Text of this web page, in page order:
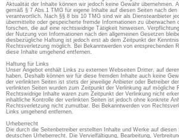
Aktualität der Inhalte können wir jedoch keine Gewähr übernehmen.
gemäß § 7 Abs.1 TMG für eigene Inhalte auf diesen Seiten nach den
verantwortlich. Nach §§ 8 bis 10 TMG sind wir als Diensteanbieter
übermittelte oder gespeicherte fremde Informationen zu überwachen
forschen, die auf eine rechtswidrige Tätigkeit hinweisen.
der Nutzung von Informationen nach den allgemeinen Gesetzen
diesbezügliche Haftung ist jedoch erst ab dem Zeitpunkt der
Rechtsverletzung möglich. Bei Bekanntwerden von entsprechenden
diese Inhalte umgehend entfernen.
Haftung für Links
Unser Angebot enthält Links zu externen Webseiten Dritter, auf
haben. Deshalb können wir für diese fremden Inhalte auch keine
der verlinkten Seiten ist stets der jeweilige Anbieter oder Betreiber
verlinkten Seiten wurden zum Zeitpunkt der Verlinkung auf mögliche
Rechtswidrige Inhalte waren zum Zeitpunkt der Verlinkung nicht
inhaltliche Kontrolle der verlinkten Seiten ist jedoch ohne konkrete
Rechtsverletzung nicht zumutbar. Bei Bekanntwerden von
Links umgehend entfernen.
Urheberrecht
Die durch die Seitenbetreiber erstellten Inhalte und Werke auf diesen
deutschen Urheberrecht. Die Vervielfältigung, Bearbeitung,